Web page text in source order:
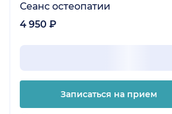
Сеанс остеопатии
4 950 ₽
Записаться на прием